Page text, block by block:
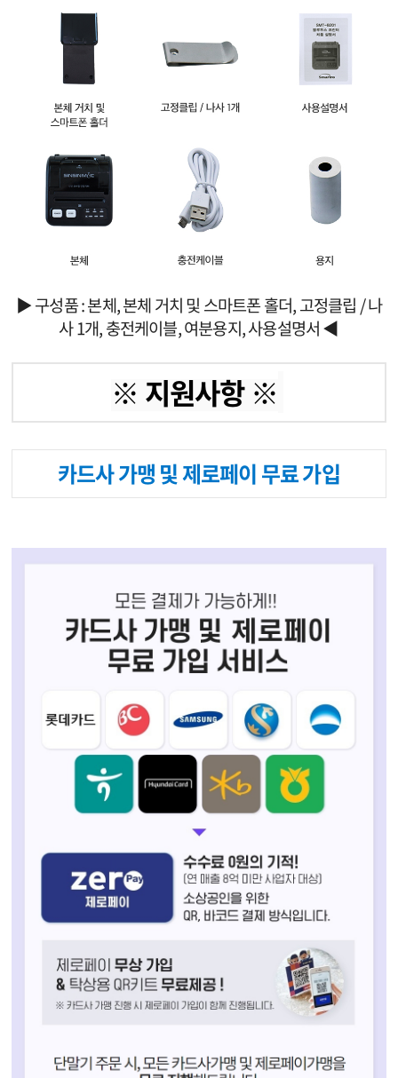
▶ 구성품 : 본체, 본체 거치 및 스마트폰 홀더, 고정클립 / 나
사 1개, 충전케이블, 여분용지, 사용설명서◀
※ 지원사항 ※
카드사 가맹 및 제로페이 무료 가입